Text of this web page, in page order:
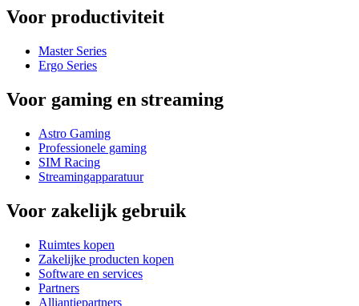
Voor productiviteit
Master Series
Ergo Series
Voor gaming en streaming
Astro Gaming
Professionele gaming
SIM Racing
Streamingapparatuur
Voor zakelijk gebruik
Ruimtes kopen
Zakelijke producten kopen
Software en services
Partners
Alliantiepartners